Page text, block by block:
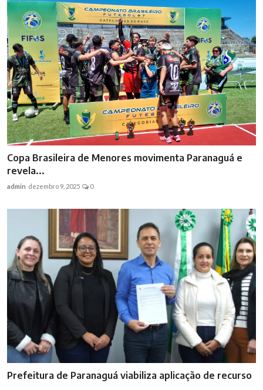
Copa Brasileira de Menores movimenta Paranaguá e
revela...
admin dezembro 9, 2025 0
Prefeitura de Paranaguá viabiliza aplicação de recurso